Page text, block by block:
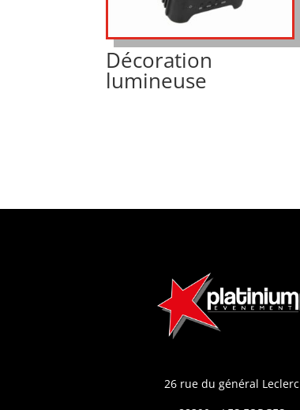
Décoration
lumineuse
26 rue du général Leclerc